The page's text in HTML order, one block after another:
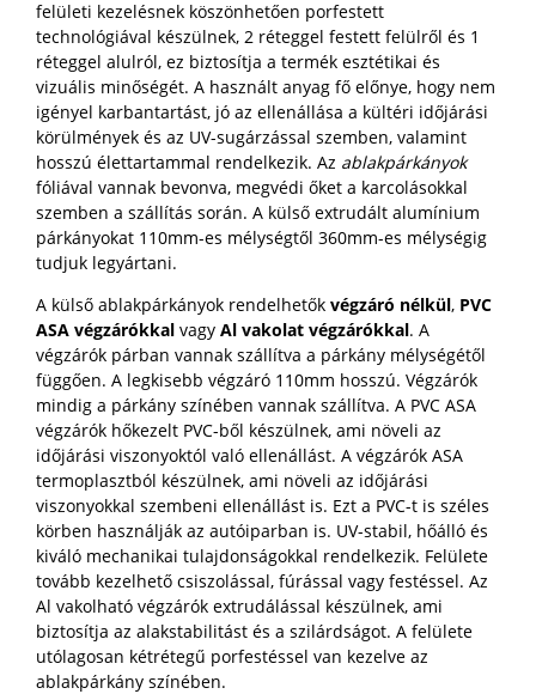
felületi kezelésnek köszönhetően porfestett
technológiával készülnek, 2 réteggel festett felülről és 1
réteggel alulról, ez biztosítja a termék esztétikai és
vizuális minőségét. A használt anyag fő előnye, hogy nem
igényel karbantartást, jó az ellenállása a kültéri időjárási
körülmények és az UV-sugárzással szemben, valamint
hosszú élettartammal rendelkezik. Az ablakpárkányok
fóliával vannak bevonva, megvédi őket a karcolásokkal
szemben a szállítás során. A külső extrudált alumínium
párkányokat 110mm-es mélységtől 360mm-es mélységig
tudjuk legyártani.
A külső ablakpárkányok rendelhetők végzáró nélkül, PVC
ASA végzárókkalvagy Al vakolat végzárókkal. A
végzárók párban vannak szállítva a párkány mélységétől
függően. A legkisebb végzáró 110mm hosszú. Végzárók
mindig a párkány színében vannak szállítva. A PVC ASA
végzárók hőkezelt PVC-ből készülnek, ami növeli az
időjárási viszonyoktól való ellenállást. A végzárók ASA
termoplasztból készülnek, ami növeli az időjárási
viszonyokkal szembeni ellenállást is. Ezt a PVC-t is széles
körben használják az autóiparban is. UV-stabil, hőálló és
kiváló mechanikai tulajdonságokkal rendelkezik. Felülete
tovább kezelhető csiszolással, fúrással vagy festéssel. Az
Al vakolható végzárók extrudálással készülnek, ami
biztosítja az alakstabilitást és a szilárdságot. A felülete
utólagosan kétrétegű porfestéssel van kezelve az
ablakpárkány színében.